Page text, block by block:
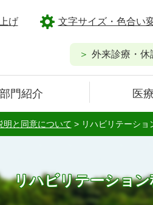
げ 文字サイズ・色合い
外来診療・休
門紹介 医
明と同意について > リハビリテーショ
リハビリテーション